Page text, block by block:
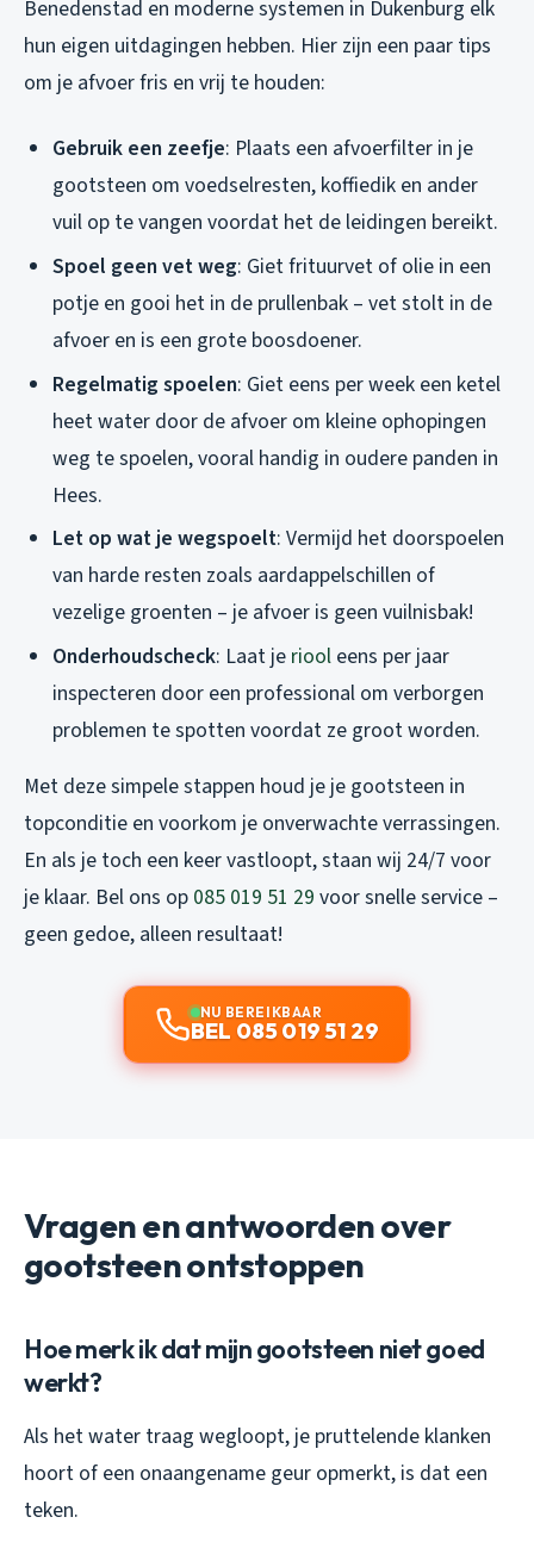
Benedenstad en moderne systemen in Dukenburg elk
hun eigen uitdagingen hebben. Hier zijn een paar tips
om je afvoer fris en vrij te houden:
Gebruik een zeefje: Plaats een afvoerfilter in je
gootsteen om voedselresten, koffiedik en ander
vuil op te vangen voordat het de leidingen bereikt.
Spoel geen vet weg: Giet frituurvet of olie in een
potje en gooi het in de prullenbak – vet stolt in de
afvoer en is een grote boosdoener.
Regelmatig spoelen: Giet eens per week een ketel
heet water door de afvoer om kleine ophopingen
weg te spoelen, vooral handig in oudere panden in
Hees.
Let op wat je wegspoelt: Vermijd het doorspoelen
van harde resten zoals aardappelschillen of
vezelige groenten – je afvoer is geen vuilnisbak!
Onderhoudscheck: Laat je riool eens per jaar
inspecteren door een professional om verborgen
problemen te spotten voordat ze groot worden.
Met deze simpele stappen houd je je gootsteen in
topconditie en voorkom je onverwachte verrassingen.
En als je toch een keer vastloopt, staan wij 24/7 voor
je klaar. Bel ons op 085 019 51 29 voor snelle service –
geen gedoe, alleen resultaat!
NU BEREIKBAAR
BEL 085 019 51 29
Vragen en antwoorden over
gootsteen ontstoppen
Hoe merk ik dat mijn gootsteen niet goed
werkt?
Als het water traag wegloopt, je pruttelende klanken
hoort of een onaangename geur opmerkt, is dat een
teken.